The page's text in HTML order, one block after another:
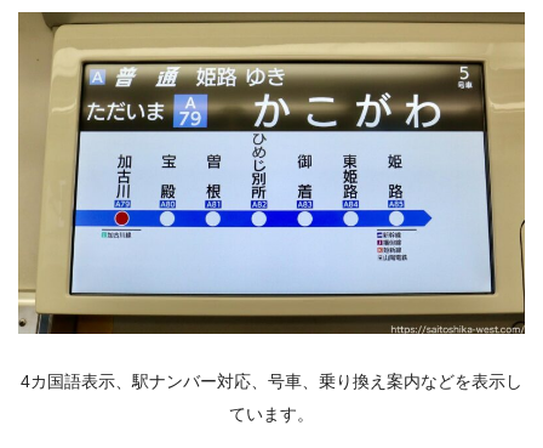
4カ国語表示、駅ナンバー対応、号車、乗り換え案内などを表示し
ています。